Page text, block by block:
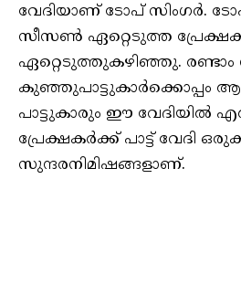
വേദിയാണ് ടോപ് സിംഗർ.
സീസൺ ഏറ്റെടുത്ത
ഏറ്റെടുത്തുകഴിഞ്ഞു.
കുഞ്ഞുപാട്ടുകാർക്കൊപ്പം
പാട്ടുകാരും ഈ വേദിയിൽ
പ്രേക്ഷകർക്ക് പാട്ട് വേദി
സുന്ദരനിമിഷങ്ങളാണ്.